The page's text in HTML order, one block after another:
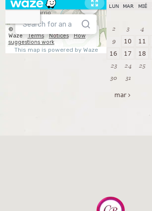
LUN MAR MIÉ
2 3 4
9 10 11
16 17 18
23
24 25
30
31
mar